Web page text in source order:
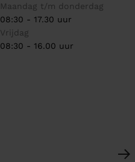
Maandag t/m donderdag
08:30 - 17.30 uur
Vrijdag
08:30 - 16.00 uur